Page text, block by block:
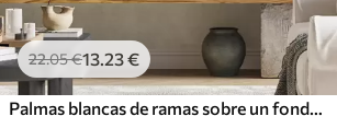
22.05€13 .23€